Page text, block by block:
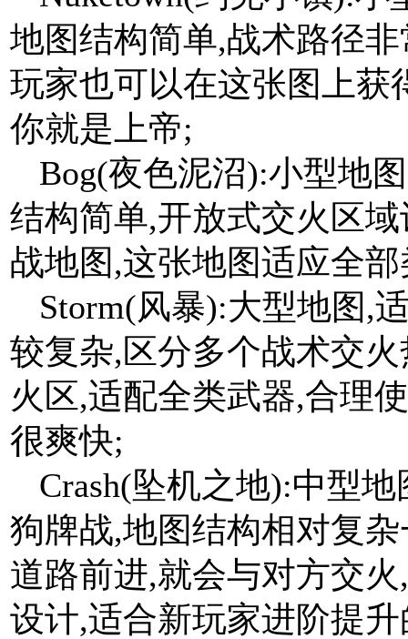
地图结构简单,战术路径
玩家也可以在这张图上获
你就是上帝;
Bog(夜色泥沼):小型地
结构简单,开放式交火区
战地图,这张地图适应全
Storm(风暴):大型地图,
较复杂,区分多个战术交
火区,适配全类武器,合理
很爽快;
Crash(坠机之地):中型
狗牌战,地图结构相对复
道路前进,就会与对方交
设计,适合新玩家进阶提